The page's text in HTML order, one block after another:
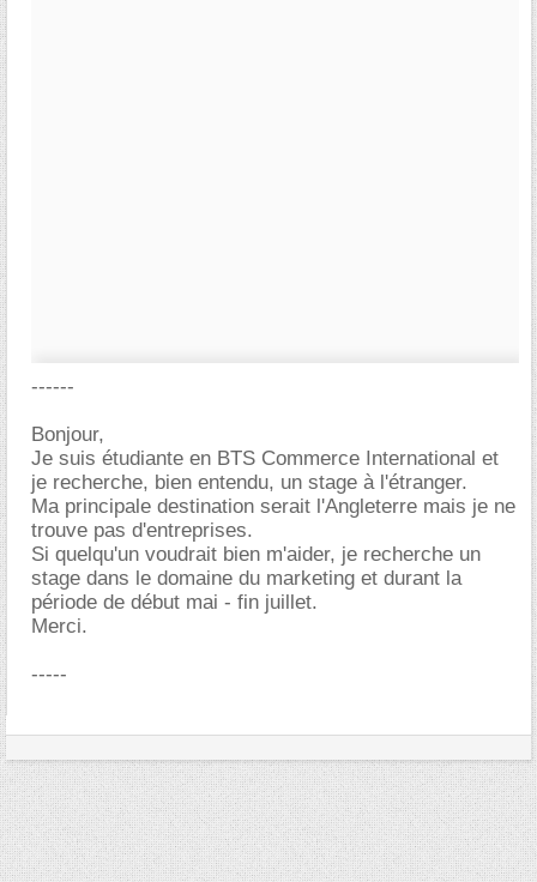
------
Bonjour,
Je suis étudiante en BTS Commerce International et
je recherche, bien entendu, un stage à l'étranger.
Ma principale destination serait l'Angleterre mais je ne
trouve pas d'entreprises.
Si quelqu'un voudrait bien m'aider, je recherche un
stage dans le domaine du marketing et durant la
période de début mai - fin juillet.
Merci.
-----